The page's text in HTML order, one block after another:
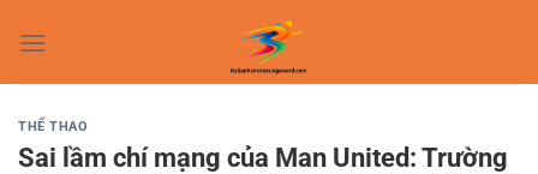
qua
THỂ THAO
Sai lầm chí mạng của Man United: Trường